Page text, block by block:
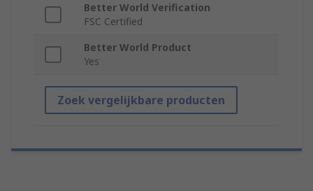
Better World Verification
FSC Certified
Better World Product
Yes
Zoek vergelijkbare producten